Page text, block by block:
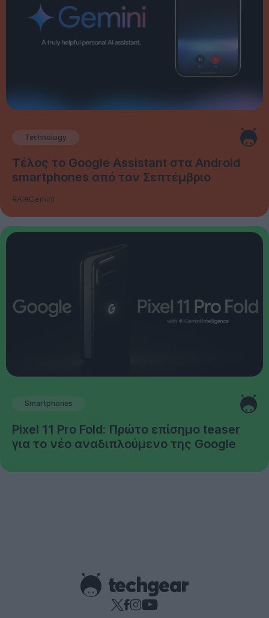
Technology
Τέλος το Google Assistant στα Android
smartphones από τον Σεπτέμβριο
#AI#Gemini
Smartphones
Pixel 11 Pro Fold: Πρώτο επίσημο teaser
για το νέο αναδιπλούμενο της Google